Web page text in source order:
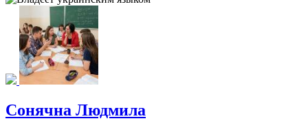
Сонячна Людмила